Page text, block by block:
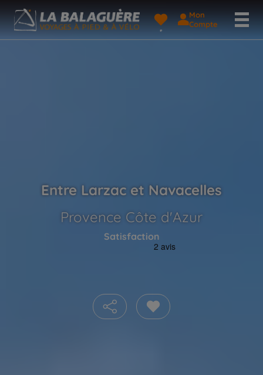
Mon
Compte
Entre Larzac et Navacelles
Provence Côte d'Azur
Satisfaction